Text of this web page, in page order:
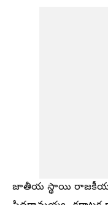
జాతీయ స్థాయి